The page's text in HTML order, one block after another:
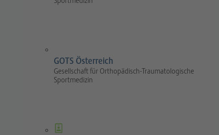
GOTS Österreich
Gesellschaft für Orthopädisch-Traumatologische
Sportmedizin